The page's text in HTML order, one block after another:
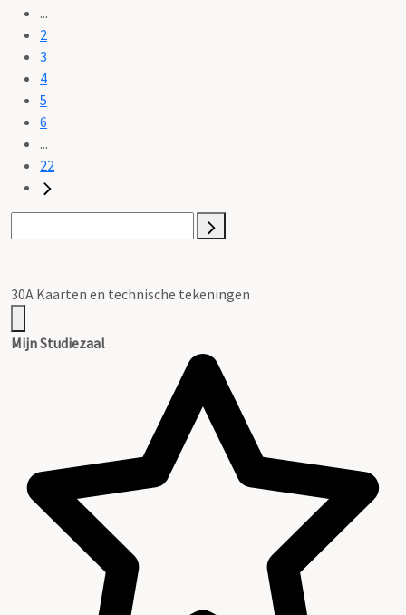
...
2
3
4
5
6
...
22
30A Kaarten en technische tekeningen
Mijn Studiezaal